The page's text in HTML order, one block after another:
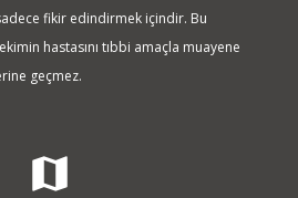
fikir edindirmek içindir. Bu
hastasını tıbbi amaçla muayene
geçmez.
map